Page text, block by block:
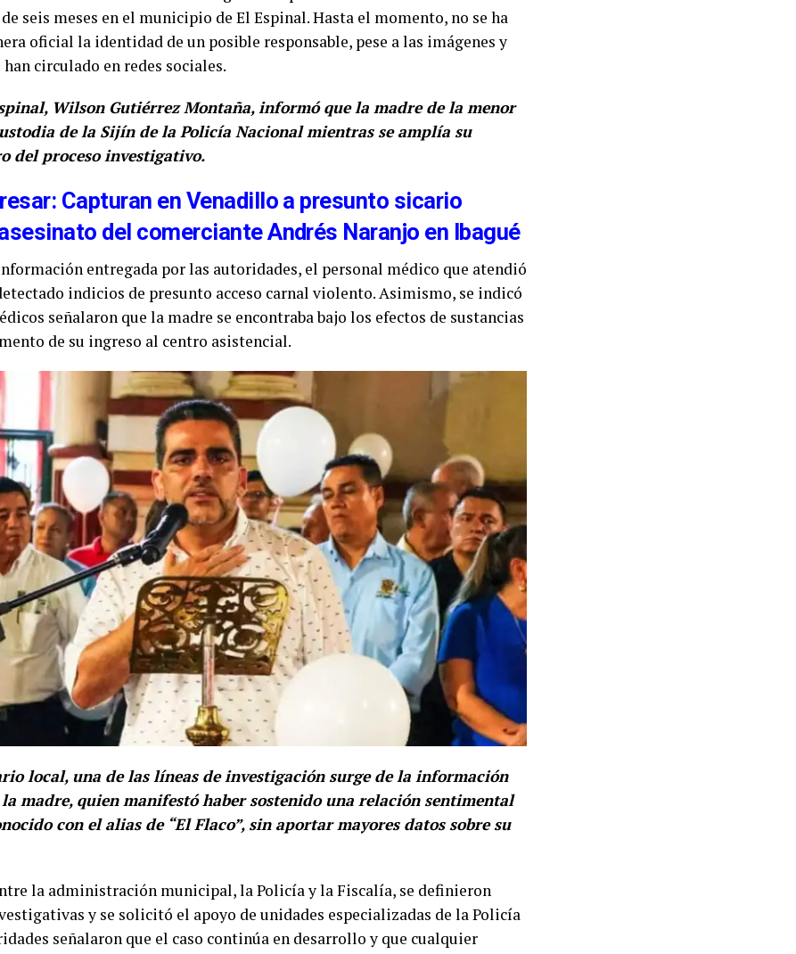
seis meses en el municipio de El Espinal. Hasta el momento, no se ha
oficial la identidad de un posible responsable, pese a las imágenes y
circulado en redes sociales.
Wilson Gutiérrez Montaña, informó que la madre de la menor
de la Sijín de la Policía Nacional mientras se amplía su
del proceso investigativo.
Capturan en Venadillo a presunto sicario
del comerciante Andrés Naranjo en Ibagué
entregada por las autoridades, el personal médico que atendió
indicios de presunto acceso carnal violento. Asimismo, se indicó
señalaron que la madre se encontraba bajo los efectos de sustancias
de su ingreso al centro asistencial.
local, una de las líneas de investigación surge de la información
madre, quien manifestó haber sostenido una relación sentimental
con el alias de “El Flaco”, sin aportar mayores datos sobre su
la administración municipal, la Policía y la Fiscalía, se definieron
y se solicitó el apoyo de unidades especializadas de la Policía
señalaron que el caso continúa en desarrollo y que cualquier